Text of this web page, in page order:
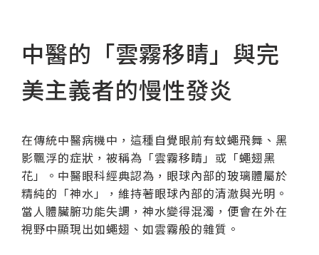
中醫的「雲霧移睛」與完
美主義者的慢性發炎
在傳統中醫病機中，這種自覺眼前有蚊蠅飛舞、黑
影飄浮的症狀，被稱為「雲霧移睛」或「蠅翅黑
花」。中醫眼科經典認為，眼球內部的玻璃體屬於
精純的「神水」，維持著眼球內部的清澈與光明。
當人體臟腑功能失調，神水變得混濁，便會在外在
視野中顯現出如蠅翅、如雲霧般的雜質。